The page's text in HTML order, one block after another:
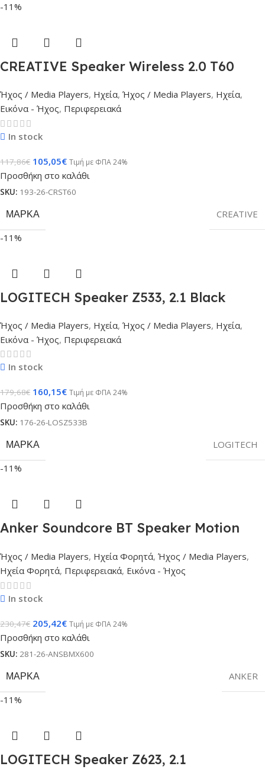
-11%
CREATIVE Speaker Wireless 2.0 T60
Ήχος / Media Players, Ηχεία, Ήχος / Media Players, Ηχεία,
Εικόνα - Ήχος, Περιφερειακά
In stock
117,86€ 105,05€ Τιμή με ΦΠΑ 24%
Προσθήκη στο καλάθι
SKU: 193-26-CRST60
ΜΆΡΚΑ
CREATIVE
-11%
LOGITECH Speaker Z533, 2.1 Black
Ήχος / Media Players, Ηχεία, Ήχος / Media Players, Ηχεία,
Εικόνα - Ήχος, Περιφερειακά
In stock
179,68€ 160,15€ Τιμή με ΦΠΑ 24%
Προσθήκη στο καλάθι
SKU: 176-26-LOSZ533B
ΜΆΡΚΑ
LOGITECH
-11%
Anker Soundcore BT Speaker Motion
Ήχος / Media Players, Ηχεία Φορητά, Ήχος / Media Players,
Ηχεία Φορητά, Περιφερειακά, Εικόνα - Ήχος
In stock
230,47€ 205,42€ Τιμή με ΦΠΑ 24%
Προσθήκη στο καλάθι
SKU: 281-26-ANSBMX600
ΜΆΡΚΑ
ANKER
-11%
LOGITECH Speaker Z623, 2.1